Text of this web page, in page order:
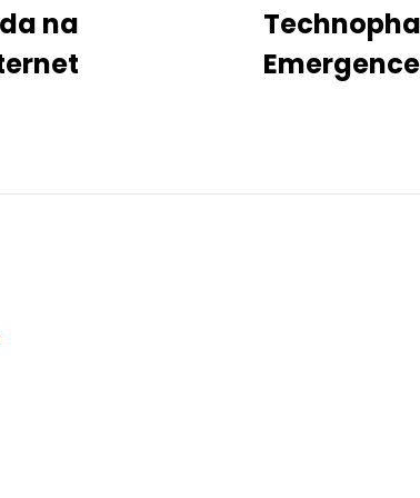
na
Emergence